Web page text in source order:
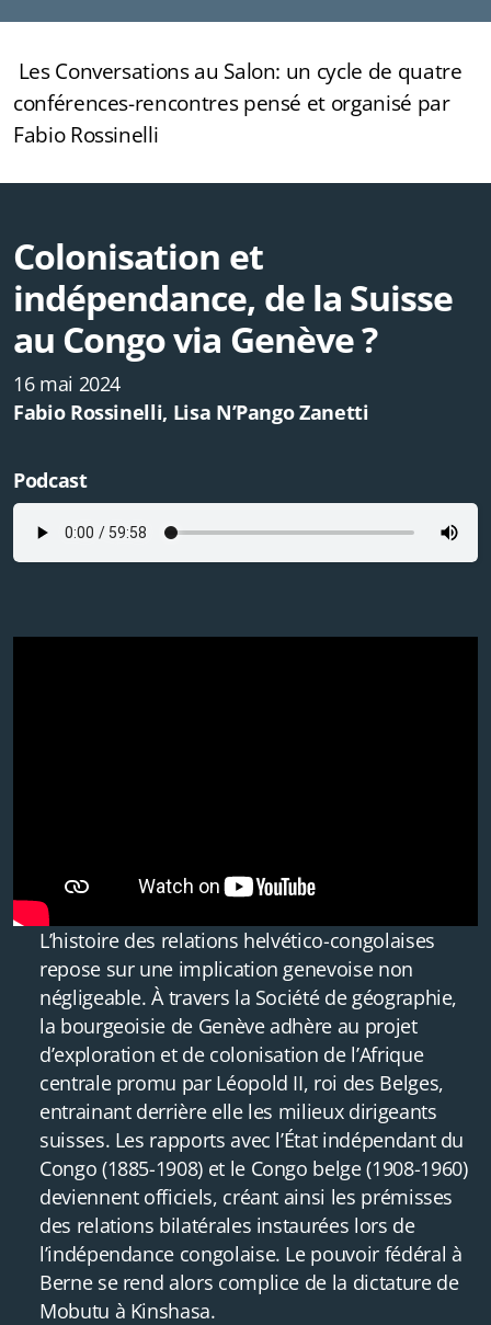
Les Conversations au Salon: un cycle de quatre
conférences-rencontres pensé et organisé par
Fabio Rossinelli
Colonisation et
indépendance, de la Suisse
au Congo via Genève ?
16 mai 2024
Fabio Rossinelli, Lisa N’Pango Zanetti
Podcast
L’histoire des relations helvético-congolaises
repose sur une implication genevoise non
négligeable. À travers la Société de géographie,
la bourgeoisie de Genève adhère au projet
d’exploration et de colonisation de l’Afrique
centrale promu par Léopold II, roi des Belges,
entrainant derrière elle les milieux dirigeants
suisses. Les rapports avec l’État indépendant du
Congo (1885-1908) et le Congo belge (1908-1960)
deviennent officiels, créant ainsi les prémisses
des relations bilatérales instaurées lors de
l’indépendance congolaise. Le pouvoir fédéral à
Berne se rend alors complice de la dictature de
Mobutu à Kinshasa.